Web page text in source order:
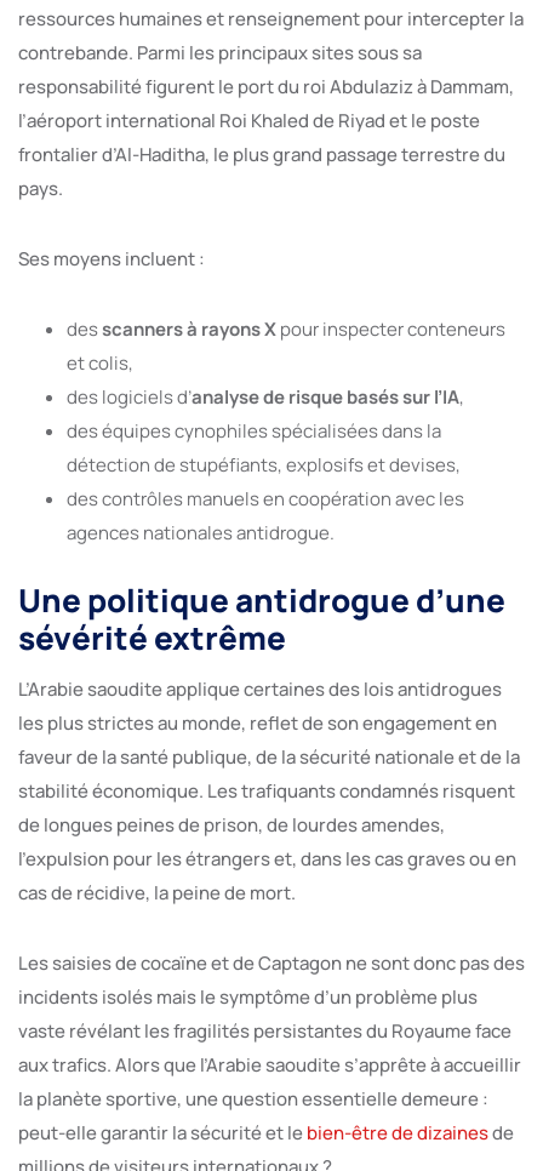
ressources humaines et renseignement pour intercepter la
contrebande. Parmi les principaux sites sous sa
responsabilité figurent le port du roi Abdulaziz à Dammam,
l’aéroport international Roi Khaled de Riyad et le poste
frontalier d’Al-Haditha, le plus grand passage terrestre du
pays.
Ses moyens incluent :
desscanners à rayons Xpour inspecter conteneurs
et colis,
des logiciels d’analyse de risque basés sur l’IA,
des équipes cynophiles spécialisées dans la
détection de stupéfiants, explosifs et devises,
des contrôles manuels en coopération avec les
agences nationales antidrogue.
Une politique antidrogue d’une
sévérité extrême
L’Arabie saoudite applique certaines des lois antidrogues
les plus strictes au monde, reflet de son engagement en
faveur de la santé publique, de la sécurité nationale et de la
stabilité économique. Les trafiquants condamnés risquent
de longues peines de prison, de lourdes amendes,
l’expulsion pour les étrangers et, dans les cas graves ou en
cas de récidive, la peine de mort.
Les saisies de cocaïne et de Captagon ne sont donc pas des
incidents isolés mais le symptôme d’un problème plus
vaste révélant les fragilités persistantes du Royaume face
aux trafics. Alors que l’Arabie saoudite s’apprête à accueillir
la planète sportive, une question essentielle demeure :
peut-elle garantir la sécurité et lebien-être de dizainesde